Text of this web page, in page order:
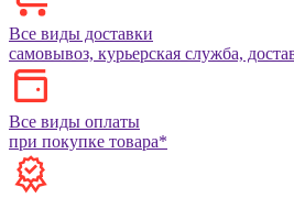
Все виды доставки
самовывоз, курьерская служба,
Все виды оплаты
при покупке товара*